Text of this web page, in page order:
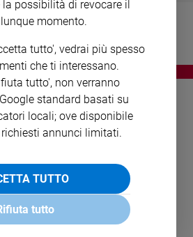
NOTE LEGALI
INFORMATIVA
WHISTLEBLOWING
SOCIAL
possibilità di revocare il
momento.
tutto', vedrai più spesso
che ti interessano.
tutto', non verranno
standard basati su
locali; ove disponibile
annunci limitati.
TUTTO
tutto